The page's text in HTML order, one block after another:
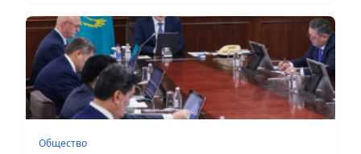
Общество